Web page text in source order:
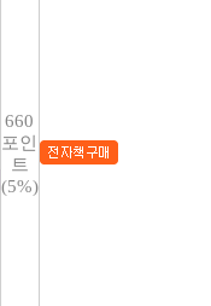
660
포인
트
(5%)